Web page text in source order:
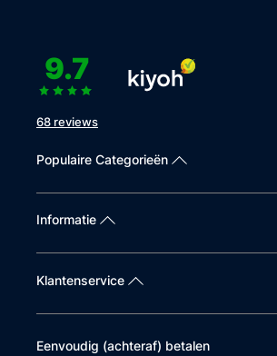
9.7
68 reviews
Populaire Categorieën
Informatie
Klantenservice
Eenvoudig (achteraf) betalen